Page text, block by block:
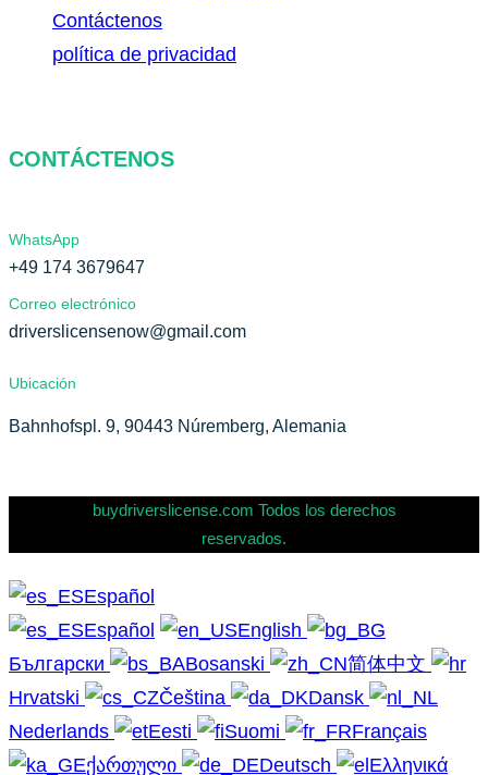
Contáctenos
política de privacidad
CONTÁCTENOS
WhatsApp
+49 174 3679647
Correo electrónico
driverslicensenow@gmail.com
Ubicación
Bahnhofspl. 9, 90443 Núremberg, Alemania
buydriverslicense.com Todos los derechos
reservados.
Español
Español
English
Български
Bosanski
简体中文
Hrvatski
Čeština
Dansk
Nederlands
Eesti Suomi
Français
ქართული
Deutsch Ελληνικά